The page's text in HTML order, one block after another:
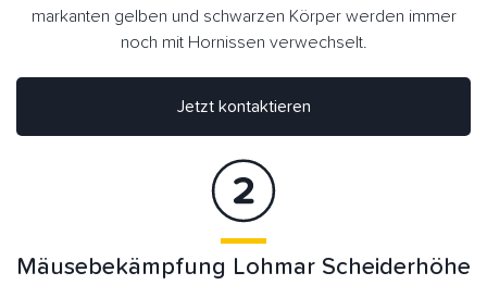
markanten gelben und schwarzen Körper werden immer
noch mit Hornissen verwechselt.
Jetzt kontaktieren
Mäusebekämpfung Lohmar Scheiderhöhe